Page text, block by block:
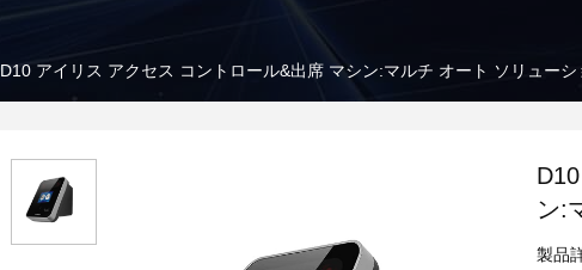
D10 アイリス アクセス コントロール&出席 マシン:マルチ オート ソリュー
ン:
製品